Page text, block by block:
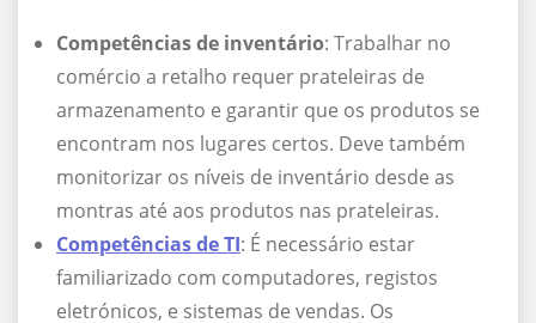
Competências de inventário: Trabalhar no
comércio a retalho requer prateleiras de
armazenamento e garantir que os produtos se
encontram nos lugares certos. Deve também
monitorizar os níveis de inventário desde as
montras até aos produtos nas prateleiras.
Competências de TI: É necessário estar
familiarizado com computadores, registos
eletrónicos, e sistemas de vendas. Os